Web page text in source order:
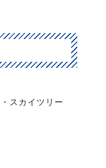
スカイツリー